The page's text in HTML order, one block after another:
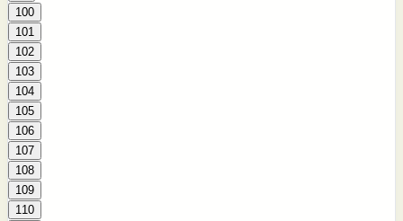
100
101
102
103
104
105
106
107
108
109
110